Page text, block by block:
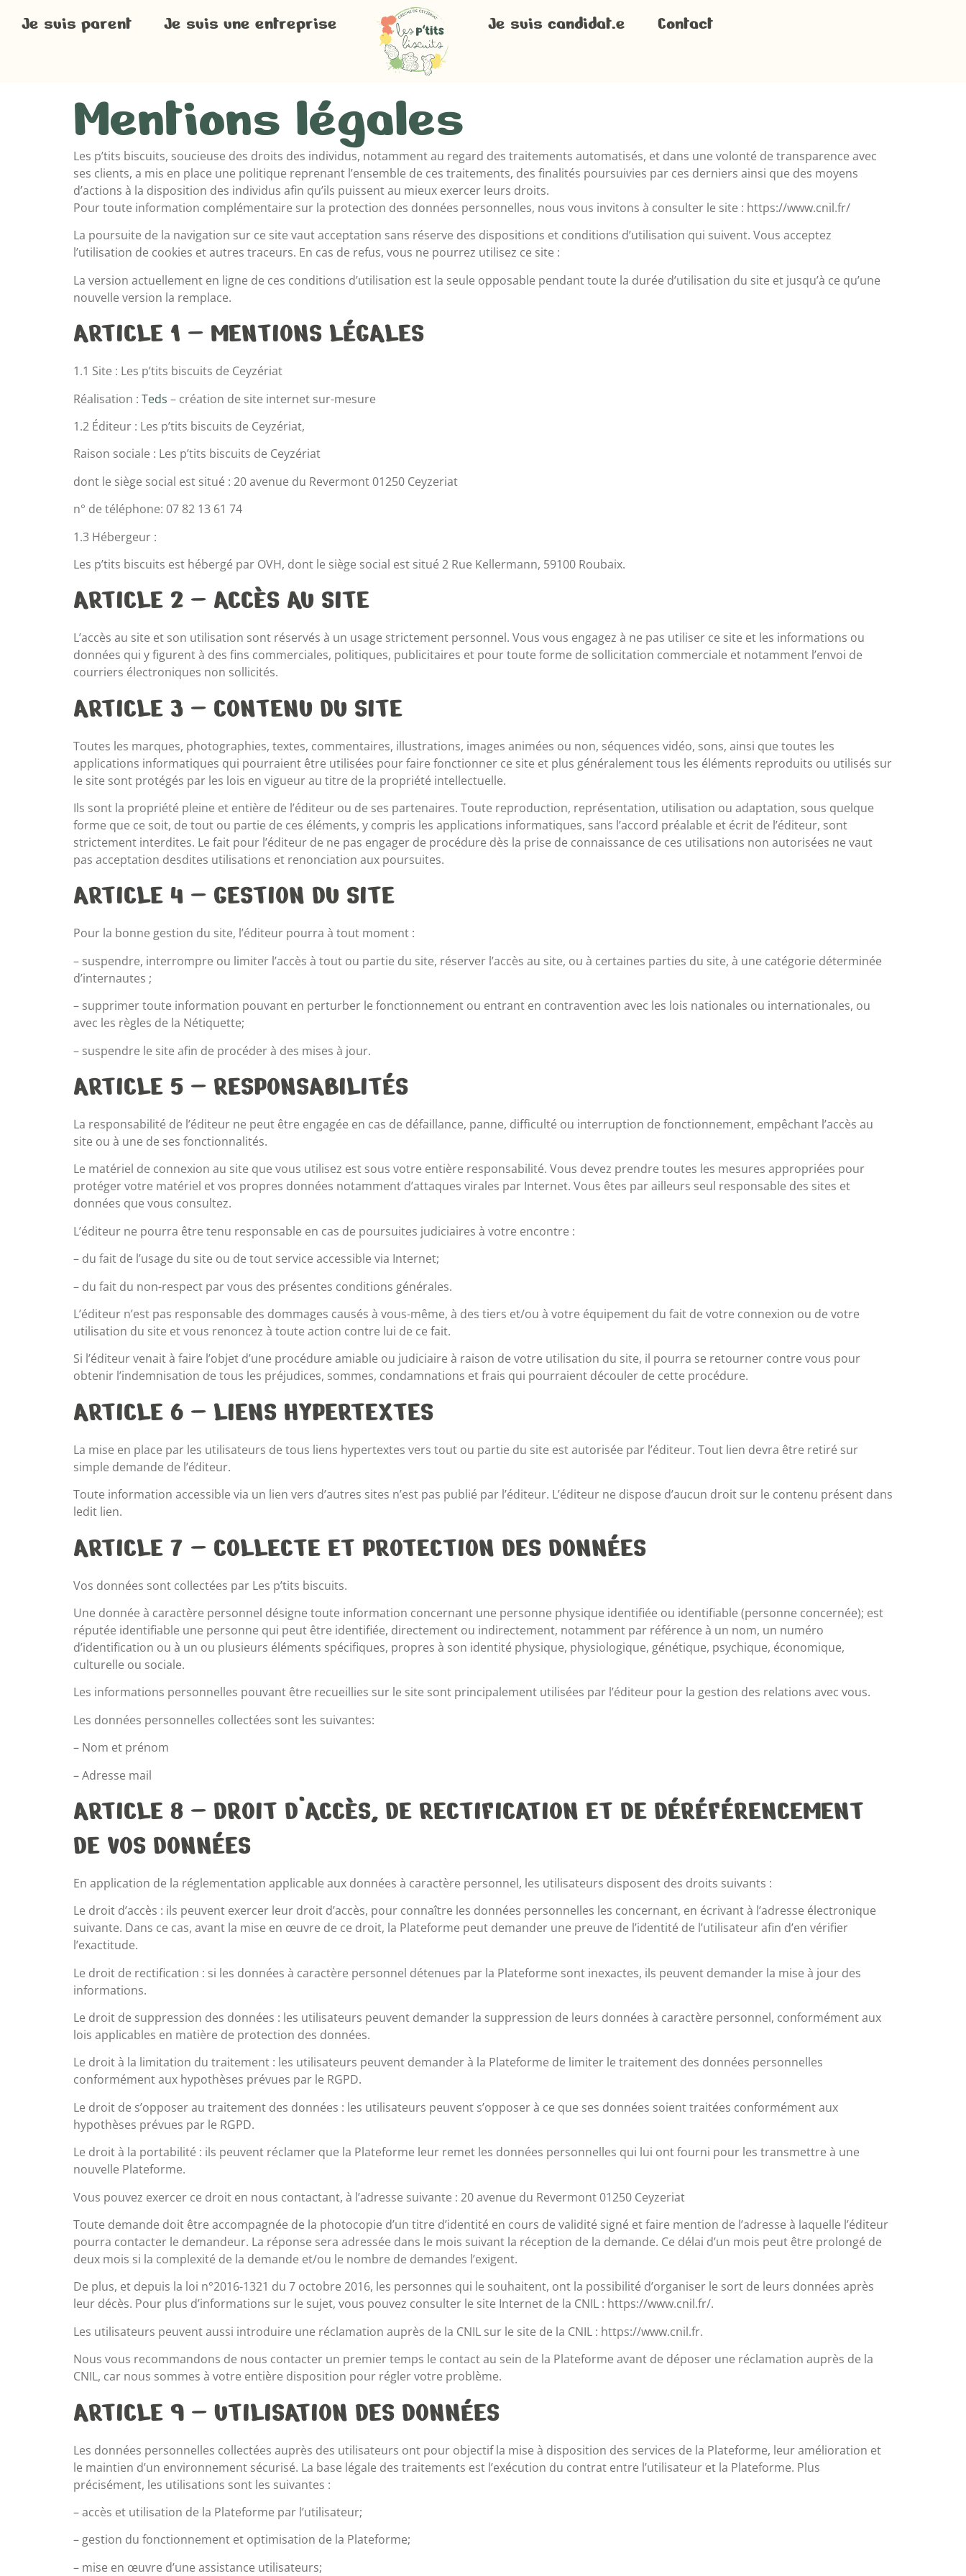
Je suis parent Je suis une entreprise Je suis candidat.e Contact
Mentions légales
Les p’tits biscuits, soucieuse des droits des individus, notamment au regard des traitements automatisés, et dans une volonté de transparence avec
ses clients, a mis en place une politique reprenant l’ensemble de ces traitements, des finalités poursuivies par ces derniers ainsi que des moyens
d’actions à la disposition des individus afin qu’ils puissent au mieux exercer leurs droits.
Pour toute information complémentaire sur la protection des données personnelles, nous vous invitons à consulter le site : https://www.cnil.fr/
La poursuite de la navigation sur ce site vaut acceptation sans réserve des dispositions et conditions d’utilisation qui suivent. Vous acceptez
l’utilisation de cookies et autres traceurs. En cas de refus, vous ne pourrez utilisez ce site :
La version actuellement en ligne de ces conditions d’utilisation est la seule opposable pendant toute la durée d’utilisation du site et jusqu’à ce qu’une
nouvelle version la remplace.
ARTICLE 1 – MENTIONS LÉGALES
1.1 Site : Les p’tits biscuits de Ceyzériat
Réalisation : Teds – création de site internet sur-mesure
1.2 Éditeur : Les p’tits biscuits de Ceyzériat,
Raison sociale : Les p’tits biscuits de Ceyzériat
dont le siège social est situé : 20 avenue du Revermont 01250 Ceyzeriat
n° de téléphone: 07 82 13 61 74
1.3 Hébergeur :
Les p’tits biscuits est hébergé par OVH, dont le siège social est situé 2 Rue Kellermann, 59100 Roubaix.
ARTICLE 2 – ACCÈS AU SITE
L’accès au site et son utilisation sont réservés à un usage strictement personnel. Vous vous engagez à ne pas utiliser ce site et les informations ou
données qui y figurent à des fins commerciales, politiques, publicitaires et pour toute forme de sollicitation commerciale et notamment l’envoi de
courriers électroniques non sollicités.
ARTICLE 3 – CONTENU DU SITE
Toutes les marques, photographies, textes, commentaires, illustrations, images animées ou non, séquences vidéo, sons, ainsi que toutes les
applications informatiques qui pourraient être utilisées pour faire fonctionner ce site et plus généralement tous les éléments reproduits ou utilisés sur
le site sont protégés par les lois en vigueur au titre de la propriété intellectuelle.
Ils sont la propriété pleine et entière de l’éditeur ou de ses partenaires. Toute reproduction, représentation, utilisation ou adaptation, sous quelque
forme que ce soit, de tout ou partie de ces éléments, y compris les applications informatiques, sans l’accord préalable et écrit de l’éditeur, sont
strictement interdites. Le fait pour l’éditeur de ne pas engager de procédure dès la prise de connaissance de ces utilisations non autorisées ne vaut
pas acceptation desdites utilisations et renonciation aux poursuites.
ARTICLE 4 – GESTION DU SITE
Pour la bonne gestion du site, l’éditeur pourra à tout moment :
– suspendre, interrompre ou limiter l’accès à tout ou partie du site, réserver l’accès au site, ou à certaines parties du site, à une catégorie déterminée
d’internautes ;
– supprimer toute information pouvant en perturber le fonctionnement ou entrant en contravention avec les lois nationales ou internationales, ou
avec les règles de la Nétiquette;
– suspendre le site afin de procéder à des mises à jour.
ARTICLE 5 – RESPONSABILITÉS
La responsabilité de l’éditeur ne peut être engagée en cas de défaillance, panne, difficulté ou interruption de fonctionnement, empêchant l’accès au
site ou à une de ses fonctionnalités.
Le matériel de connexion au site que vous utilisez est sous votre entière responsabilité. Vous devez prendre toutes les mesures appropriées pour
protéger votre matériel et vos propres données notamment d’attaques virales par Internet. Vous êtes par ailleurs seul responsable des sites et
données que vous consultez.
L’éditeur ne pourra être tenu responsable en cas de poursuites judiciaires à votre encontre :
– du fait de l’usage du site ou de tout service accessible via Internet;
– du fait du non-respect par vous des présentes conditions générales.
L’éditeur n’est pas responsable des dommages causés à vous-même, à des tiers et/ou à votre équipement du fait de votre connexion ou de votre
utilisation du site et vous renoncez à toute action contre lui de ce fait.
Si l’éditeur venait à faire l’objet d’une procédure amiable ou judiciaire à raison de votre utilisation du site, il pourra se retourner contre vous pour
obtenir l’indemnisation de tous les préjudices, sommes, condamnations et frais qui pourraient découler de cette procédure.
ARTICLE 6 – LIENS HYPERTEXTES
La mise en place par les utilisateurs de tous liens hypertextes vers tout ou partie du site est autorisée par l’éditeur. Tout lien devra être retiré sur
simple demande de l’éditeur.
Toute information accessible via un lien vers d’autres sites n’est pas publié par l’éditeur. L’éditeur ne dispose d’aucun droit sur le contenu présent dans
ledit lien.
ARTICLE 7 – COLLECTE ET PROTECTION DES DONNÉES
Vos données sont collectées par Les p’tits biscuits.
Une donnée à caractère personnel désigne toute information concernant une personne physique identifiée ou identifiable (personne concernée); est
réputée identifiable une personne qui peut être identifiée, directement ou indirectement, notamment par référence à un nom, un numéro
d’identification ou à un ou plusieurs éléments spécifiques, propres à son identité physique, physiologique, génétique, psychique, économique,
culturelle ou sociale.
Les informations personnelles pouvant être recueillies sur le site sont principalement utilisées par l’éditeur pour la gestion des relations avec vous.
Les données personnelles collectées sont les suivantes:
– Nom et prénom
– Adresse mail
ARTICLE 8 – DROIT D’ACCÈS, DE RECTIFICATION ET DE DÉRÉFÉRENCEMENT
DE VOS DONNÉES
En application de la réglementation applicable aux données à caractère personnel, les utilisateurs disposent des droits suivants :
Le droit d’accès : ils peuvent exercer leur droit d’accès, pour connaître les données personnelles les concernant, en écrivant à l’adresse électronique
suivante. Dans ce cas, avant la mise en œuvre de ce droit, la Plateforme peut demander une preuve de l’identité de l’utilisateur afin d’en vérifier
l’exactitude.
Le droit de rectification : si les données à caractère personnel détenues par la Plateforme sont inexactes, ils peuvent demander la mise à jour des
informations.
Le droit de suppression des données : les utilisateurs peuvent demander la suppression de leurs données à caractère personnel, conformément aux
lois applicables en matière de protection des données.
Le droit à la limitation du traitement : les utilisateurs peuvent demander à la Plateforme de limiter le traitement des données personnelles
conformément aux hypothèses prévues par le RGPD.
Le droit de s’opposer au traitement des données : les utilisateurs peuvent s’opposer à ce que ses données soient traitées conformément aux
hypothèses prévues par le RGPD.
Le droit à la portabilité : ils peuvent réclamer que la Plateforme leur remet les données personnelles qui lui ont fourni pour les transmettre à une
nouvelle Plateforme.
Vous pouvez exercer ce droit en nous contactant, à l’adresse suivante : 20 avenue du Revermont 01250 Ceyzeriat
Toute demande doit être accompagnée de la photocopie d’un titre d’identité en cours de validité signé et faire mention de l’adresse à laquelle l’éditeur
pourra contacter le demandeur. La réponse sera adressée dans le mois suivant la réception de la demande. Ce délai d’un mois peut être prolongé de
deux mois si la complexité de la demande et/ou le nombre de demandes l’exigent.
De plus, et depuis la loi n°2016-1321 du 7 octobre 2016, les personnes qui le souhaitent, ont la possibilité d’organiser le sort de leurs données après
leur décès. Pour plus d’informations sur le sujet, vous pouvez consulter le site Internet de la CNIL : https://www.cnil.fr/.
Les utilisateurs peuvent aussi introduire une réclamation auprès de la CNIL sur le site de la CNIL : https://www.cnil.fr.
Nous vous recommandons de nous contacter un premier temps le contact au sein de la Plateforme avant de déposer une réclamation auprès de la
CNIL, car nous sommes à votre entière disposition pour régler votre problème.
ARTICLE 9 – UTILISATION DES DONNÉES
Les données personnelles collectées auprès des utilisateurs ont pour objectif la mise à disposition des services de la Plateforme, leur amélioration et
le maintien d’un environnement sécurisé. La base légale des traitements est l’exécution du contrat entre l’utilisateur et la Plateforme. Plus
précisément, les utilisations sont les suivantes :
– accès et utilisation de la Plateforme par l’utilisateur;
– gestion du fonctionnement et optimisation de la Plateforme;
– mise en œuvre d’une assistance utilisateurs;